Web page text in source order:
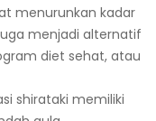
menurunkan kadar
menjadi alternatif
diet sehat, atau
shirataki memiliki